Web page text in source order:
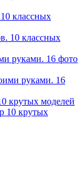
классных
руками. 16 фото
крутых моделей